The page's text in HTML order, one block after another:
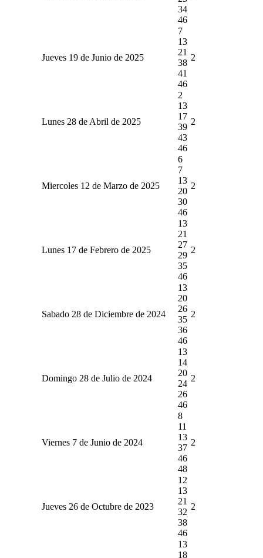
34
46
Jueves 19 de Junio de 2025
7
13
21
38
41
46
2
Lunes 28 de Abril de 2025
2
13
17
39
43
46
2
Miercoles 12 de Marzo de 2025
6
7
13
20
30
46
2
Lunes 17 de Febrero de 2025
13
21
27
29
35
46
2
Sabado 28 de Diciembre de 2024
13
20
26
35
36
46
2
Domingo 28 de Julio de 2024
13
14
20
24
26
46
2
Viernes 7 de Junio de 2024
8
11
13
37
46
48
2
Jueves 26 de Octubre de 2023
12
13
21
32
38
46
2
13
18